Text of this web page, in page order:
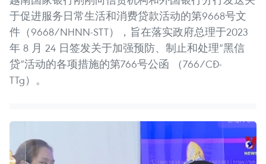
于促进服务日常生活和消费贷款活动的第9668号文
件（9668/NHNN-STT），旨在落实政府总理于2023
年 8 月 24 日签发关于加强预防、制止和处理“黑信
贷”活动的各项措施的第766号公函 （766/CĐ-
TTg）。